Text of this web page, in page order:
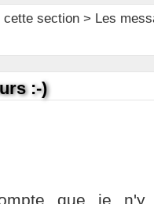
cette section> Les
:-)
que je n'y